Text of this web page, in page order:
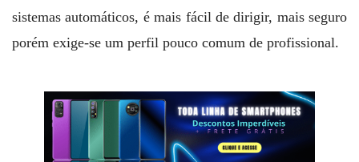
sistemas automáticos, é mais fácil de dirigir, mais seguro
porém exige-se um perfil pouco comum de profissional.